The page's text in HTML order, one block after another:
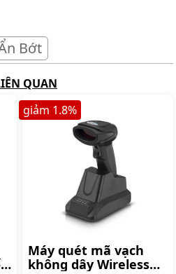
Bớt
QUAN
Máy quét mã vạch
không dây Wireless
giảm 1.8%